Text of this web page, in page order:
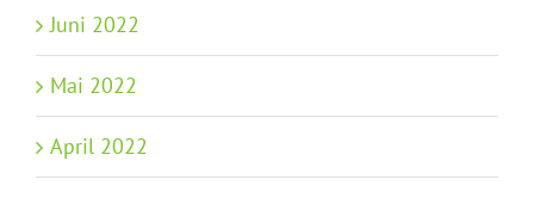
Juni 2022
Mai 2022
April 2022